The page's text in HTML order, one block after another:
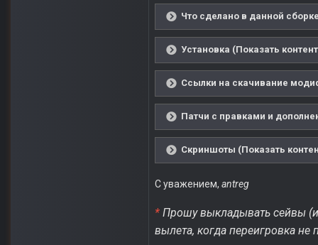
Что сделано в данной
Установка (Показать
Ссылки на скачивание
Патчи с правками и
Скриншоты (Показать
С уважением, antreg
* Прошу выкладывать сейвы (и
вылета, когда переигровка не